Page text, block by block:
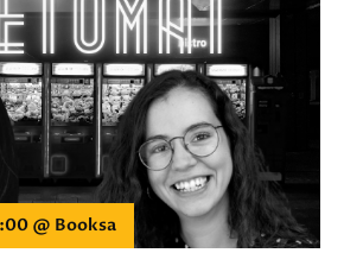
@ Booksa